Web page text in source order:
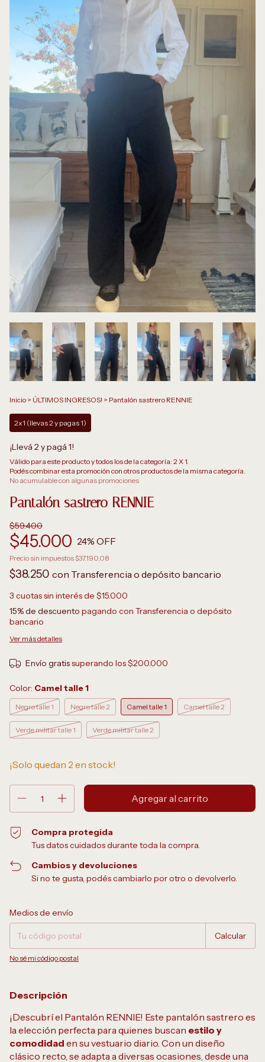
Inicio > ÚLTIMOS INGRESOS! > Pantalón sastrero RENNIE
2x1 (llevas 2 y pagas 1)
¡Llevá 2 y pagá 1!
Válido para este producto y todos los de la categoría: 2 X 1.
Podés combinar esta promoción con otros productos de la misma categoría.
No acumulable con algunas promociones
Pantalón sastrero RENNIE
$59.400
$45.000 24% OFF
Precio sin impuestos $37.190,08
$38.250 con Transferencia o depósito bancario
3 cuotas sin interés de $15.000
15% de descuento pagando con Transferencia o depósito
bancario
Ver más detalles
Envío gratissuperando los$200.000
Color: Camel talle 1
Negro talle 1 Negro talle 2 Camel talle 1 Camel talle 2
Verde militar talle 1 Verde militar talle 2
¡Solo quedan 2 en stock!
Compra protegida
Tus datos cuidados durante toda la compra.
Cambios y devoluciones
Si no te gusta, podés cambiarlo por otro o devolverlo.
Entregas para el CP:
Medios de envío
Calcular
No sé mi código postal
Descripción
¡Descubrí el Pantalón RENNIE! Este pantalón sastrero es
la elección perfecta para quienes buscan estilo y
comodidad en su vestuario diario. Con un diseño
clásico recto, se adapta a diversas ocasiones, desde una